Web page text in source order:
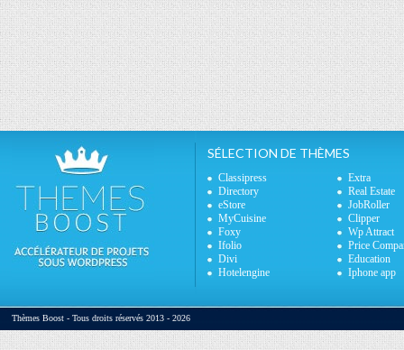
SÉLECTION DE THÈMES
Classipress
Extra
Directory
Real Estate
eStore
JobRoller
MyCuisine
Clipper
Foxy
Wp Attract
Ifolio
Price
Divi
Education
Hotelengine
Iphone app
Thèmes Boost - Tous droits réservés 2013 - 2026